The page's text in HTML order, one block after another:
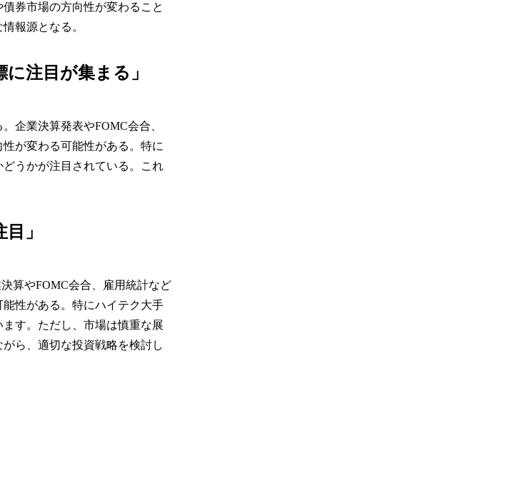
券市場の方向性が変わること
報源となる。
注目が集まる」
企業決算発表やFOMC会合、
が変わる可能性がある。特に
うかが注目されている。これ
」
算やFOMC会合、雇用統計など
性がある。特にハイテク大手
す。ただし、市場は慎重な展
ら、適切な投資戦略を検討し